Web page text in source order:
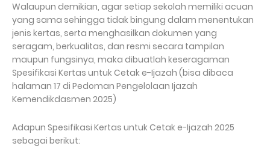
Walaupun demikian, agar setiap sekolah memiliki acuan
yang sama sehingga tidak bingung dalam menentukan
jenis kertas, serta menghasilkan dokumen yang
seragam, berkualitas, dan resmi secara tampilan
maupun fungsinya, maka dibuatlah keseragaman
Spesifikasi Kertas untuk Cetak e-Ijazah (bisa dibaca
halaman 17 di Pedoman Pengelolaan Ijazah
Kemendikdasmen 2025)
Adapun Spesifikasi Kertas untuk Cetak e-Ijazah 2025
sebagai berikut: